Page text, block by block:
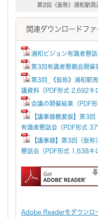
第2回（仮称）浦和駅周
関連ダウンロードファ
浦和ビジョン有識者懇
第3回有識者懇親会開催
第3回_《仮称》浦和駅
議資料（PDF形式 2,692キ
会議の開催結果（PDF
【議事録概要版】第3
有識者懇話会（PDF形式
【議事録】第3回（仮
懇話会（PDF形式 1,638キ
Adobe Readerをダウンロ